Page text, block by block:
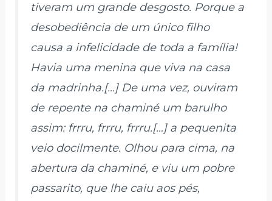
tiveram um grande desgosto. Porque a
desobediência de um único filho
causa a infelicidade de toda a família!
Havia uma menina que viva na casa
da madrinha.[…] De uma vez, ouviram
de repente na chaminé um barulho
assim: frrru, frrru, frrru.[…] a pequenita
veio docilmente. Olhou para cima, na
abertura da chaminé, e viu um pobre
passarito, que lhe caiu aos pés,